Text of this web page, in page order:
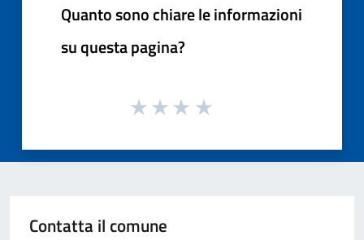
Quanto sono chiare le informazioni
su questa pagina?
Contatta il comune